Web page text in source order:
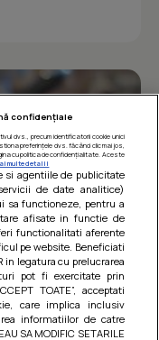
rosu
confidențiale
dvs., precum identificatorii cookie unici
preferințele dvs. făcând clic mai jos,
cu politica de confidențialitate. Aceste
multe detalii
si agentiile de publicitate
de date analitice)
sa functioneze, pentru a
afisate in functie de
functionalitati aferente
pe website. Beneficiati
in legatura cu prelucrarea
pot fi exercitate prin
TOATE”, acceptati
care implica inclusiv
informatiilor de catre
SA MODIFIC SETARILE